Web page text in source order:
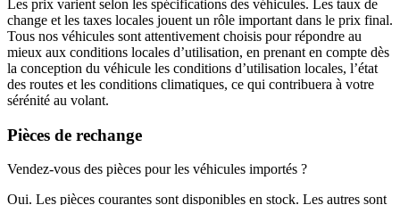
Les prix varient selon les spécifications des véhicules. Les taux de
change et les taxes locales jouent un rôle important dans le prix final.
Tous nos véhicules sont attentivement choisis pour répondre au
mieux aux conditions locales d’utilisation, en prenant en compte dès
la conception du véhicule les conditions d’utilisation locales, l’état
des routes et les conditions climatiques, ce qui contribuera à votre
sérénité au volant.
Pièces de rechange
Vendez-vous des pièces pour les véhicules importés ?
Oui. Les pièces courantes sont disponibles en stock. Les autres sont